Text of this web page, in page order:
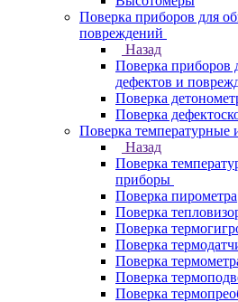
Поверка приборов для
повреждений
Назад
Поверка приборов
дефектов и
Поверка
Поверка
Поверка температурные
Назад
Поверка
приборы
Поверка пирометра
Поверка
Поверка
Поверка
Поверка
Поверка
Поверка